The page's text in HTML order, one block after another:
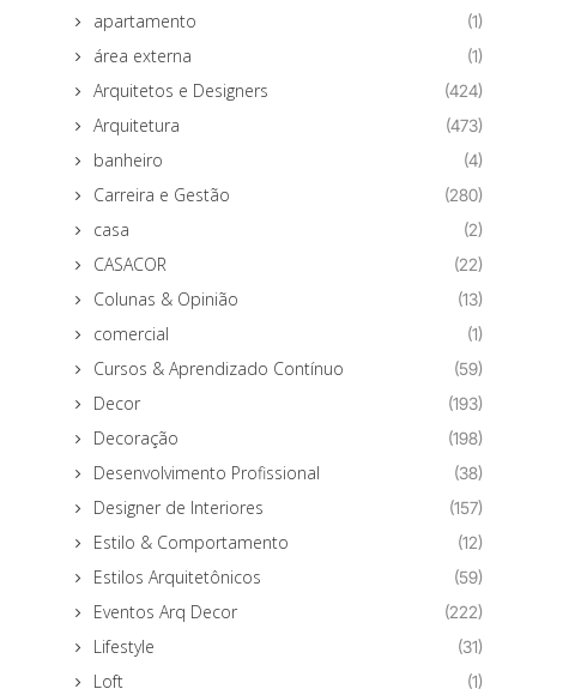
apartamento (1)
área externa (1)
Arquitetos e Designers (424)
Arquitetura (473)
banheiro (4)
Carreira e Gestão (280)
casa (2)
CASACOR (22)
Colunas & Opinião (13)
comercial (1)
Cursos & Aprendizado Contínuo (59)
Decor (193)
Decoração (198)
Desenvolvimento Profissional (38)
Designer de Interiores (157)
Estilo & Comportamento (12)
Estilos Arquitetônicos (59)
Eventos Arq Decor (222)
Lifestyle (31)
Loft (1)